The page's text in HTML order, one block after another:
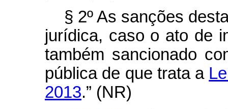
§ 2º As sanções
jurídica, caso o ato de
também sancionado
pública de que trata a
2013.” (NR)